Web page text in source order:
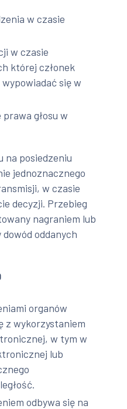
w czasie
w czasie
której członek
się w
głosu w
na posiedzeniu
jednoznacznego
w czasie
decyzji. Przebieg
nagraniem lub
oddanych
organów
z wykorzystaniem
w tym w
lub
odbywa się na